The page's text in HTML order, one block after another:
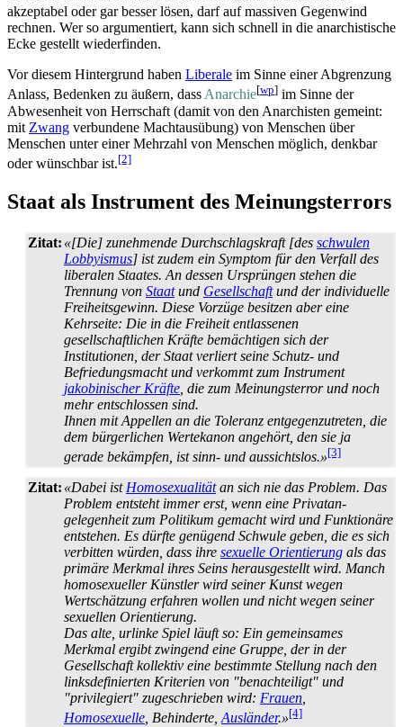
akzeptabel oder gar besser lösen, darf auf massiven Gegenwind
rechnen. Wer so argumentiert, kann sich schnell in die anarchistische
Ecke gestellt wiederfinden.
Vor diesem Hintergrund haben Liberale im Sinne einer Abgrenzung
Anlass, Bedenken zu äußern, dassAnarchie[wp] im Sinne der
Abwesenheit von Herrschaft (damit von den Anarchisten gemeint:
mit Zwang verbundene Machtausübung) von Menschen über
Menschen unter einer Mehrzahl von Menschen möglich, denkbar
oder wünschbar ist.[2]
Staat als Instrument des Meinungsterrors
Zitat: «[Die] zunehmende Durchschlagskraft [des schwulen
Lobbyismus] ist zudem ein Symptom für den Verfall des
liberalen Staates. An dessen Ursprüngen stehen die
Trennung von Staatund Gesellschaftund der individuelle
Freiheitsgewinn. Diese Vorzüge besitzen aber eine
Kehrseite: Die in die Freiheit entlassenen
gesellschaftlichen Kräfte bemächtigen sich der
Institutionen, der Staat verliert seine Schutz- und
Befriedungs­macht und verkommt zum Instrument
jakobinischer Kräfte , die zum Meinungs­terror und noch
mehr entschlossen sind.
Ihnen mit Appellen an die Toleranz entgegen­zutreten, die
dem bürgerlichen Wertekanon angehört, den sie ja
gerade bekämpfen, ist sinn- und aussichtslos.»[3]
Zitat: «Dabei ist Homosexualitätan sich nie das Problem. Das
Problem entsteht immer erst, wenn eine Privat­an­
gelegenheit zum Politikum gemacht wird und Funktionäre
entstehen. Es dürfte genügend Schwule geben, die es sich
verbitten würden, dass ihre sexuelle Orientierung als das
primäre Merkmal ihres Seins herausgestellt wird. Manch
homosexueller Künstler wird seiner Kunst wegen
Wertschätzung erfahren wollen und nicht wegen seiner
sexuellen Orientierung.
Das alte, urlinke Spiel läuft so: Ein gemeinsames
Merkmal ergibt zwingend eine Gruppe, der in der
Gesellschaft kollektiv eine bestimmte Stellung nach den
linksdefinierten Kriterien von "benachteiligt" und
"privilegiert" zugeschrieben wird: Frauen
Homosexuelle , Behinderte, Ausländer.»[4]